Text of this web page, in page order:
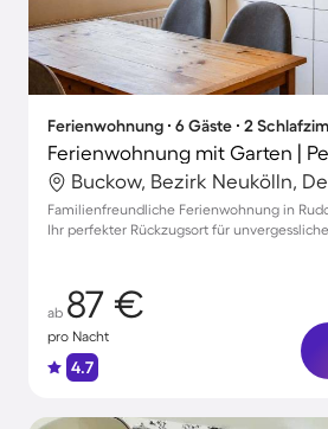
Ferienwohnung ∙ 6 Gäste ∙ 2
Buckow, Bezirk Neukölln,
Familienfreundliche Ferienwohnung in
Ihr perfekter Rückzugsort für
ab 87 €
pro Nacht
4.7